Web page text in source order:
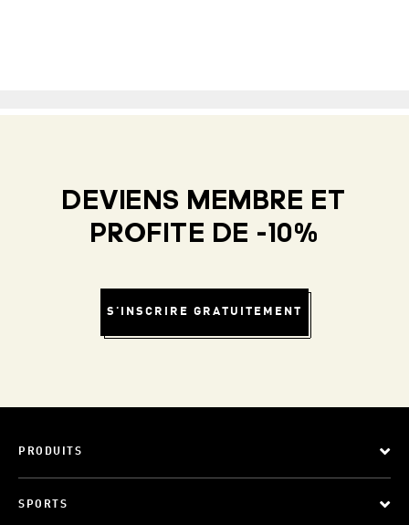
DEVIENS MEMBRE ET
PROFITE DE -10%
S'INSCRIRE GRATUITEMENT
PRODUITS
SPORTS